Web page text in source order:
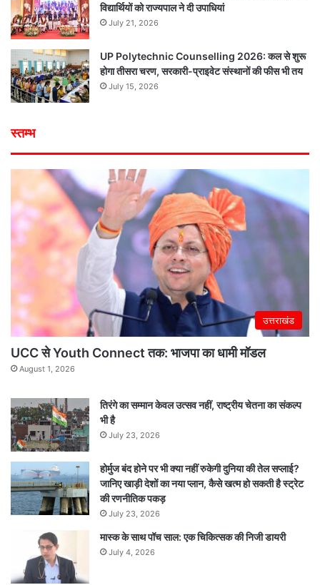
विद्यार्थियों को राज्यपाल ने दी उपाधियां
July 21, 2026
UP Polytechnic Counselling 2026: कल से शुरू
होगा तीसरा चरण, सरकारी-प्राइवेट संस्थानों की फीस भी तय
July 15, 2026
स्तम्भ
उत्तराखंड
UCC से Youth Connect तक: भाजपा का धामी मॉडल
August 1, 2026
तिरंगे का सम्मान केवल उत्सव नहीं, राष्ट्रीय चेतना का संकल्प
भी है
July 23, 2026
होर्मुज बंद होने पर भी क्या नहीं रुकेगी दुनिया की तेल सप्लाई?
जानिए खाड़ी देशों का नया प्लान, कैसे खत्म हो सकती है स्ट्रेट
की रणनीतिक पकड़
July 23, 2026
मास्क के साथ पॉच साल: एक चिकित्सक की निजी डायरी
July 4, 2026